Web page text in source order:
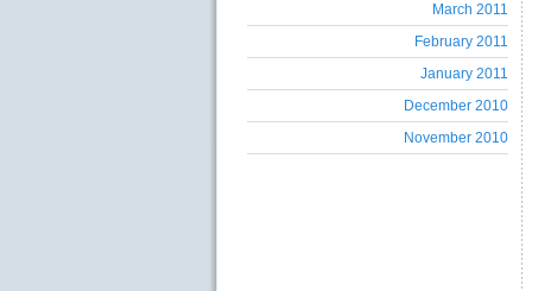
March 2011
February 2011
January 2011
December 2010
November 2010